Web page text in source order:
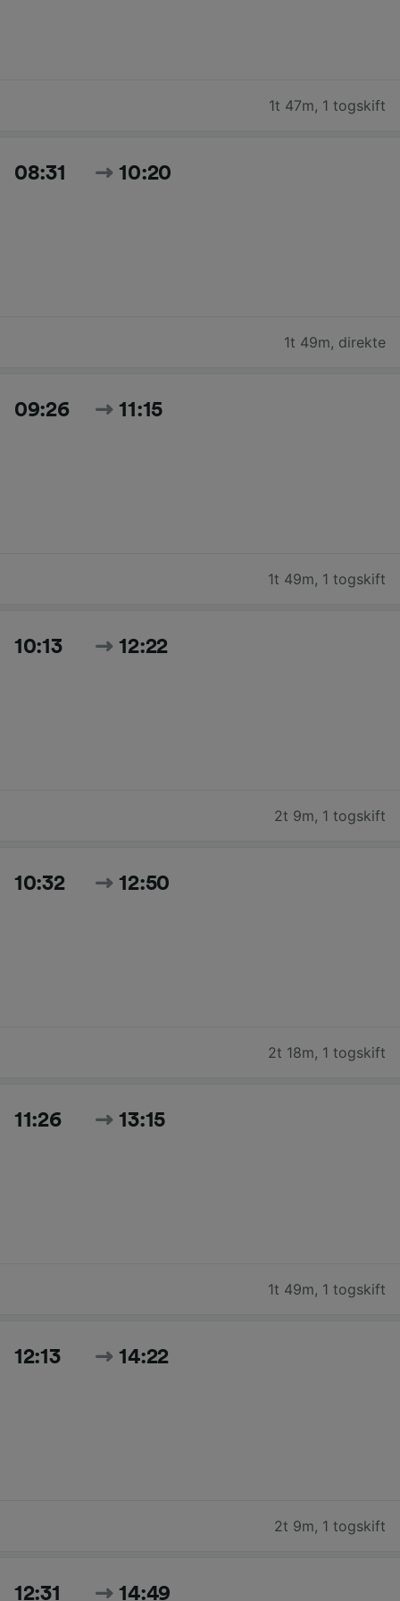
1t 47m, 1 togskift
08:31 10:20
1t 49m, direkte
09:26 11:15
1t 49m, 1 togskift
10:13 12:22
2t 9m, 1 togskift
10:32 12:50
2t 18m, 1 togskift
11:26 13:15
1t 49m, 1 togskift
12:13 14:22
2t 9m, 1 togskift
12:31 14:49